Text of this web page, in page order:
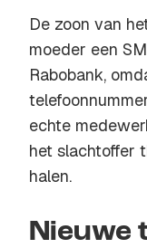
De zoon van
moeder een
Rabobank,
echte
het slachtoffer
halen.
Nieuwe